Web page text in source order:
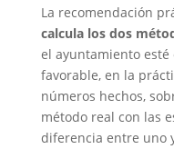
La recomendación
calcula los dos
el ayuntamiento
favorable, en la
números hechos,
método real con las
diferencia entre uno